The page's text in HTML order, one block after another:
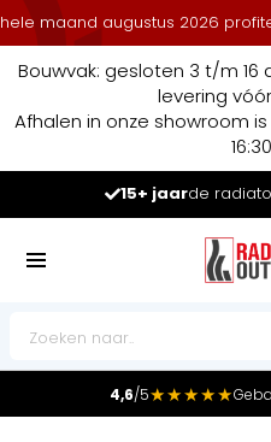
augustus 2026 profiteer je
Bouwvak: gesloten 3 t/m
levering
Afhalen in onze showroom
Marktleiderin
4,6/5★★★★★